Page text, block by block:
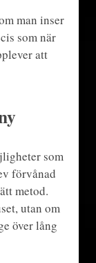
man inser
som när
att
som
förvånad
metod.
utan om
över lång